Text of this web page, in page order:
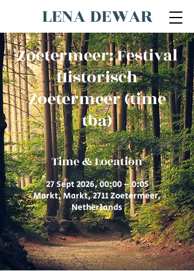
LENA DEWAR
Zoetermeer: Festival
Historisch
Zoetermeer (time
tba)
Time & Location
27 Sept 2026, 00:00 – 0:05
Markt, Markt, 2711 Zoetermeer,
Netherlands